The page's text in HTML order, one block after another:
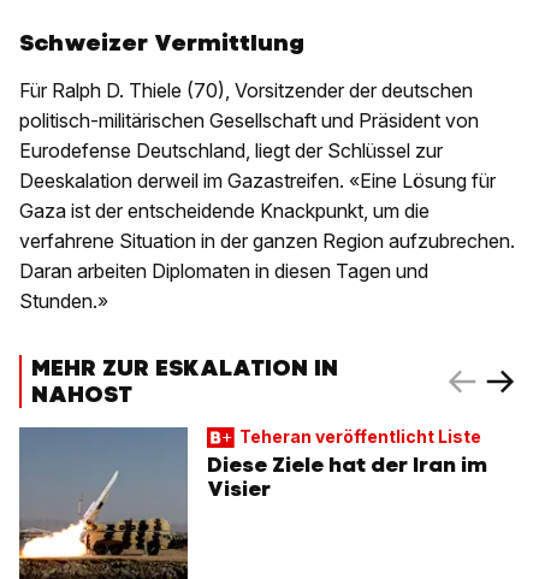
Schweizer Vermittlung
Für Ralph D. Thiele (70), Vorsitzender der deutschen
politisch-militärischen Gesellschaft und Präsident von
Eurodefense Deutschland, liegt der Schlüssel zur
Deeskalation derweil im Gazastreifen. «Eine Lösung für
Gaza ist der entscheidende Knackpunkt, um die
verfahrene Situation in der ganzen Region aufzubrechen.
Daran arbeiten Diplomaten in diesen Tagen und
Stunden.»
MEHR ZUR ESKALATION IN
NAHOST
Teheran veröffentlicht Liste
Diese Ziele hat der Iran im
Visier